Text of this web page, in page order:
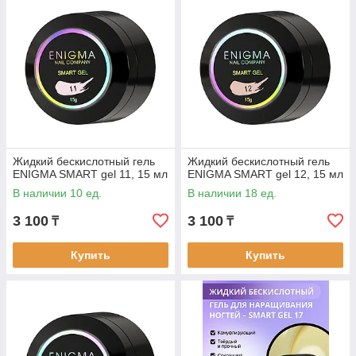
Жидкий бескислотный гель
ENIGMA SMART gel 11, 15 мл
В наличии 10 ед.
3 100 ₸
Купить
Жидкий бескислотный гель
ENIGMA SMART gel 12, 15 мл
В наличии 18 ед.
3 100 ₸
Купить